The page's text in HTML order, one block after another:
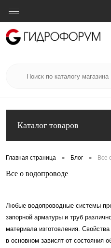
Каталог товаров
Главная страница • Блог • Все
Все о водопроводе
Любые водопроводные системы
запорной арматуры и труб
материала изготовления.
в основном зависят от состояния